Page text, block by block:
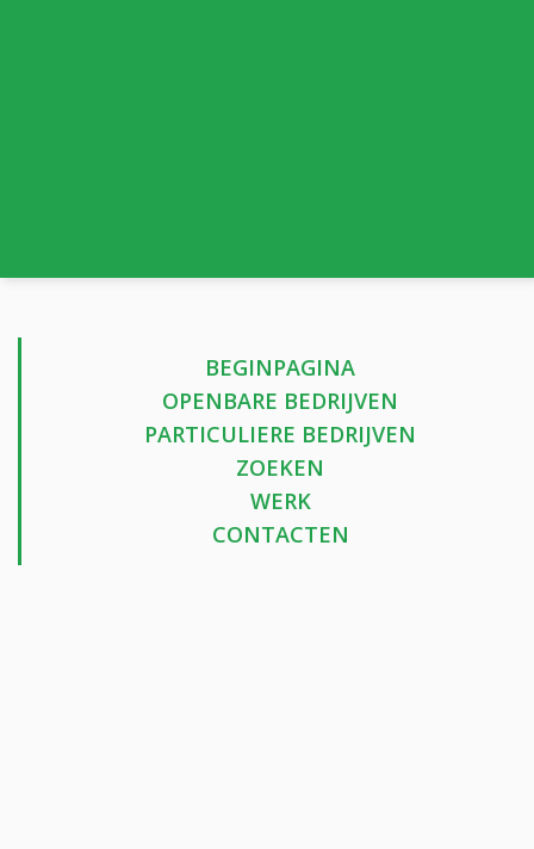
BEGINPAGINA
OPENBARE BEDRIJVEN
PARTICULIERE BEDRIJVEN
ZOEKEN
WERK
CONTACTEN